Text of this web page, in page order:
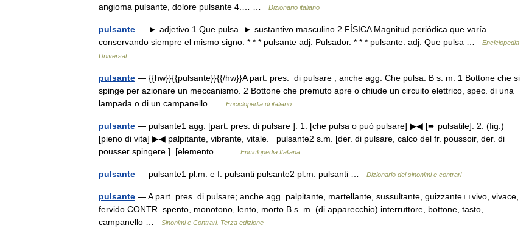
angioma pulsante, dolore pulsante 4.… …
Dizionario italiano
pulsante — ► adjetivo 1 Que pulsa. ► sustantivo masculino 2 FÍSICA Magnitud periódica que varía
conservando siempre el mismo signo. * * * pulsante adj. Pulsador. * * * pulsante. adj. Que pulsa …
Enciclopedia
Universal
pulsante — {{hw}}{{pulsante}}{{/hw}}A part. pres. di pulsare ; anche agg. Che pulsa. B s. m. 1 Bottone che si
spinge per azionare un meccanismo. 2 Bottone che premuto apre o chiude un circuito elettrico, spec. di una
lampada o di un campanello …
Enciclopedia di italiano
pulsante — pulsante1 agg. [part. pres. di pulsare ]. 1. [che pulsa o può pulsare] ▶◀ [➨ pulsatile]. 2. (fig.)
[pieno di vita] ▶◀ palpitante, vibrante, vitale. pulsante2 s.m. [der. di pulsare, calco del fr. poussoir, der. di
pousser spingere ]. [elemento… …
Enciclopedia Italiana
pulsante — pulsante1 pl.m. e f. pulsanti pulsante2 pl.m. pulsanti … Dizionario dei sinonimi e contrari
pulsante — A part. pres. di pulsare; anche agg. palpitante, martellante, sussultante, guizzante □ vivo, vivace,
fervido CONTR. spento, monotono, lento, morto B s. m. (di apparecchio) interruttore, bottone, tasto,
campanello …
Sinonimi e Contrari. Terza edizione